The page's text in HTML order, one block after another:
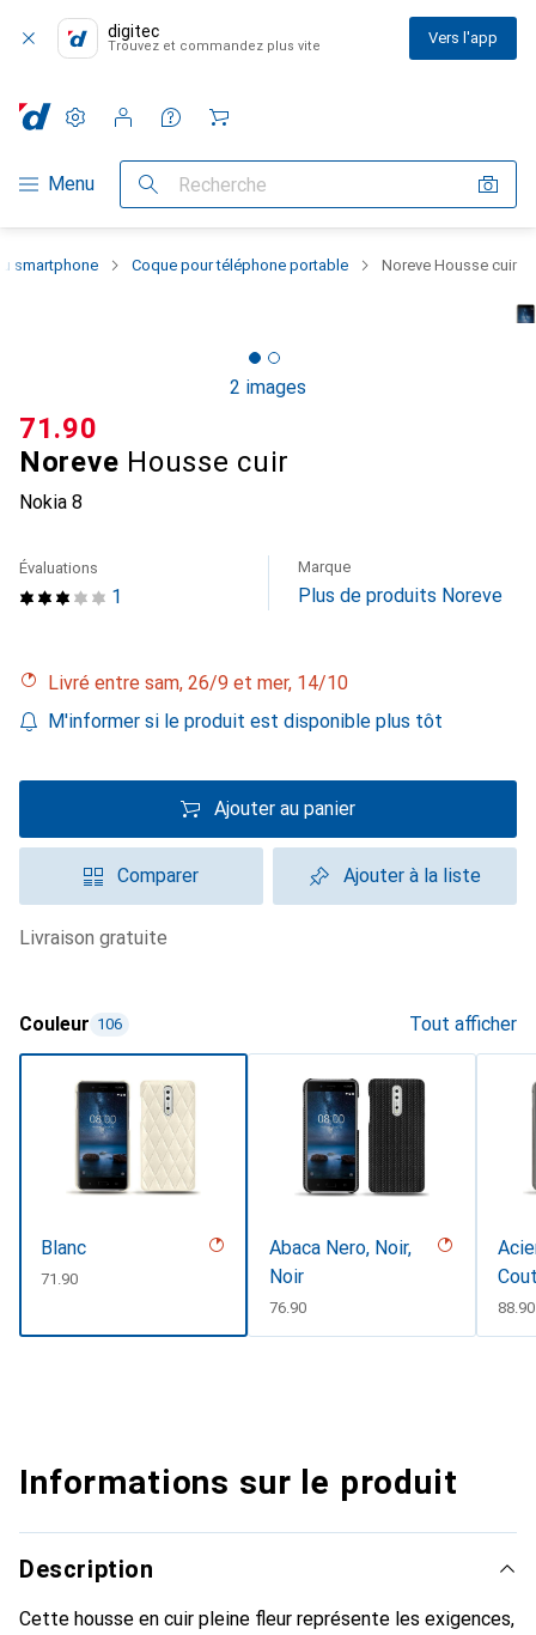
digitec
Trouvez et commandez plus vite Vers l'app
Navigation par catégorie
Menu Recherche
Paramètres
Compte client
Listes de comparaison
Listes d'envies
Panier
smartphone Coque pour téléphone portable Noreve Housse cuir
2 images
Noreve Housse cuir
Nokia 8
CHF
71.90
1
Évaluations Marque
Plus de produits Noreve
Livré entre sam, 26/9 et mer, 14/10
M'informer si le produit est disponible plus tôt
Ajouter au panier
Comparer Ajouter à la liste
livraison gratuite
Couleur 106 Tout afficher
Blanc
CHF
71.90
Abaca Nero, Noir,
Noir
CHF
76.90 CHF
88.90
Informations sur le produit
Description
Cette housse en cuir pleine fleur représente les exigences,